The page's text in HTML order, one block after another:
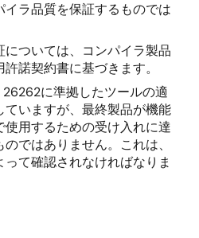
ラ品質を保証するものでは
ついては、コンパイラ製品
諾契約書に基づきます。
26262に準拠したツールの適
いますが、最終製品が機能
用するための受け入れに達
ではありません。これは、
て確認されなければなりま